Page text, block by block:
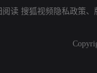
阅读 搜狐视频隐私政策、